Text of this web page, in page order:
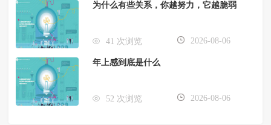
为什么有些关系，你越努力，它越脆弱
41 次浏览 2026-08-06
年上感到底是什么
52 次浏览 2026-08-06